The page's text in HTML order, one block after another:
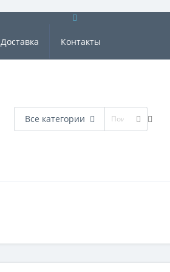
Доставка Контакты
Все категории